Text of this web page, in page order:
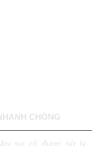
CHÓNG
sự cố được sử lý